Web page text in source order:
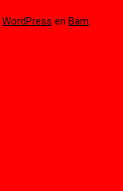
WordPress en Bam